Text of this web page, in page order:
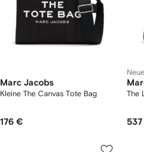
Marc Jacobs
Kleine The Canvas Tote Bag
176 €
The